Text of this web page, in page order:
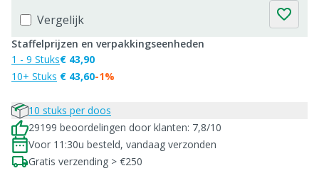
Vergelijk
Staffelprijzen en verpakkingseenheden
1 - 9 Stuks
10+ Stuks
€ 43,90
€ 43,60-1%
10 stuks per doos
29199 beoordelingen door klanten: 7,8/10
Voor 11:30u besteld, vandaag verzonden
Gratis verzending > €250